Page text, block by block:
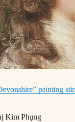
painting
Kim Phụng